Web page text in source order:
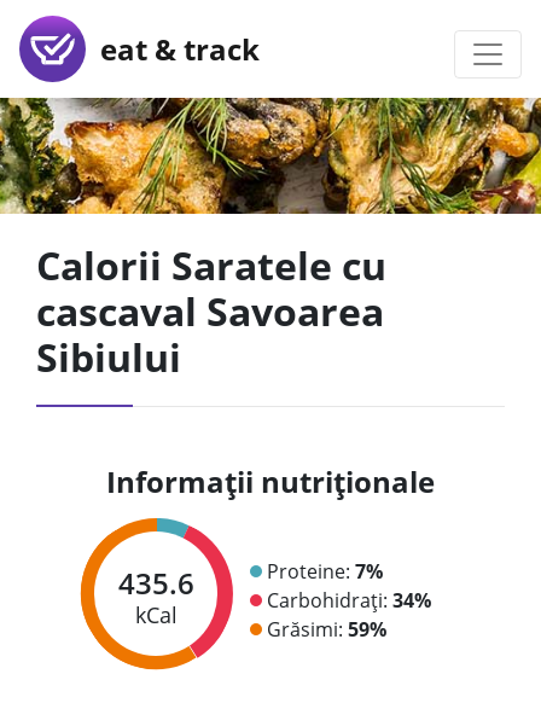
eat & track
Calorii Saratele cu
cascaval Savoarea
Sibiului
Informații nutriționale
435.6
kCal
Proteine: 7%
Carbohidrați: 34%
Grăsimi: 59%